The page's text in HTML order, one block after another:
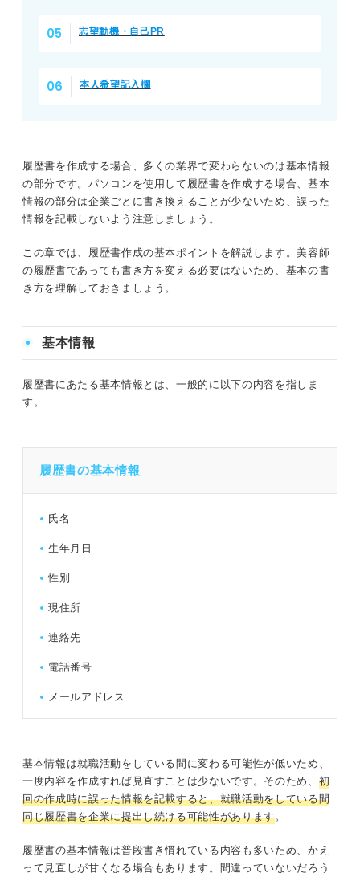
志望動機・自己PR
本人希望記入欄
履歴書を作成する場合、多くの業界で変わらないのは基本情報
の部分です。パソコンを使用して履歴書を作成する場合、基本
情報の部分は企業ごとに書き換えることが少ないため、誤った
情報を記載しないよう注意しましょう。
この章では、履歴書作成の基本ポイントを解説します。美容師
の履歴書であっても書き方を変える必要はないため、基本の書
き方を理解しておきましょう。
基本情報
履歴書にあたる基本情報とは、一般的に以下の内容を指しま
す。
履歴書の基本情報
氏名
生年月日
性別
現住所
連絡先
電話番号
メールアドレス
基本情報は就職活動をしている間に変わる可能性が低いため、
一度内容を作成すれば見直すことは少ないです。そのため、 初
回の作成時に誤った情報を記載すると、就職活動をしている間
同じ履歴書を企業に提出し続ける可能性があります。
履歴書の基本情報は普段書き慣れている内容も多いため、かえ
って見直しが甘くなる場合もあります。間違っていないだろう